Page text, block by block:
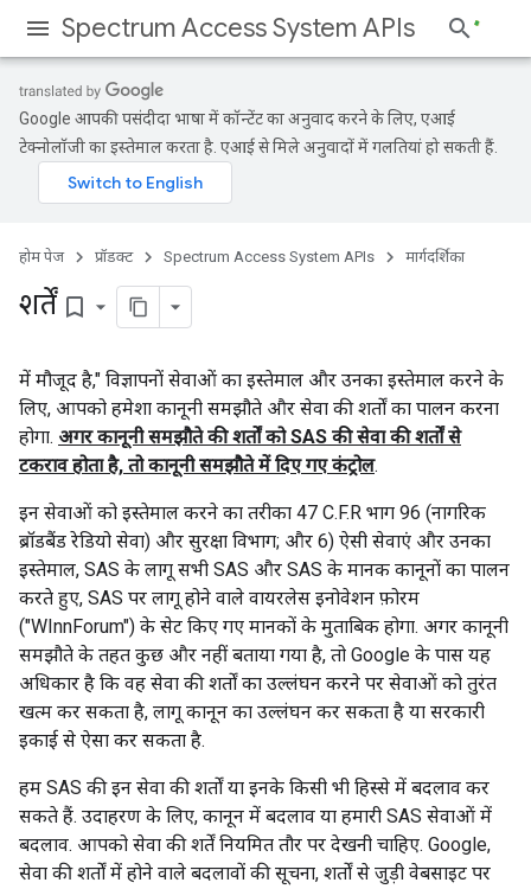
Spectrum Access System APIs
Google आपकी पसंदीदा भाषा में कॉन्टेंट का अनुवाद करने के लिए, एआई
टेक्नोलॉजी का इस्तेमाल करता है. एआई से मिले अनुवादों में गलतियां हो सकती हैं.
होम पेज प्रॉडक्ट Spectrum Access System APIs मार्गदर्शिका
शर्तें bookmark_border
में मौजूद है," विज्ञापनों सेवाओं का इस्तेमाल और उनका इस्तेमाल करने के
लिए, आपको हमेशा कानूनी समझौते और सेवा की शर्तों का पालन करना
होगा. अगर कानूनी समझौते की शर्तों को SAS की सेवा की शर्तों से
टकराव होता है, तो कानूनी समझौते में दिए गए कंट्रोल.
इन सेवाओं को इस्तेमाल करने का तरीका 47 C.F.R भाग 96 (नागरिक
ब्रॉडबैंड रेडियो सेवा) और सुरक्षा विभाग; और 6) ऐसी सेवाएं और उनका
इस्तेमाल, SAS के लागू सभी SAS और SAS के मानक कानूनों का पालन
करते हुए, SAS पर लागू होने वाले वायरलेस इनोवेशन फ़ोरम
("WInnForum") के सेट किए गए मानकों के मुताबिक होगा. अगर कानूनी
समझौते के तहत कुछ और नहीं बताया गया है, तो Google के पास यह
अधिकार है कि वह सेवा की शर्तों का उल्लंघन करने पर सेवाओं को तुरंत
खत्म कर सकता है, लागू कानून का उल्लंघन कर सकता है या सरकारी
इकाई से ऐसा कर सकता है.
हम SAS की इन सेवा की शर्तों या इनके किसी भी हिस्से में बदलाव कर
सकते हैं. उदाहरण के लिए, कानून में बदलाव या हमारी SAS सेवाओं में
बदलाव. आपको सेवा की शर्तें नियमित तौर पर देखनी चाहिए. Google,
सेवा की शर्तों में होने वाले बदलावों की सूचना, शर्तों से जुड़ी वेबसाइट पर